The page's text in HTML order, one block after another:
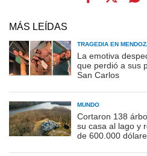
MÁS LEÍDAS
TRAGEDIA EN
La emotiva
que perdió a sus
San Carlos
MUNDO
Cortaron 138
su casa al lago y
de 600.000